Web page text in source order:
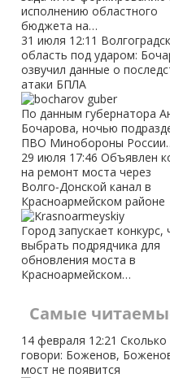
исполнению областного
бюджета на…
31 июля 12:11
область под ударом:
озвучил данные о
атаки БПЛА
По данным губернатора
Бочарова, ночью
ПВО Минобороны
29 июля 17:46 Объявлен
на ремонт моста через
Волго‑Донской канал в
Красноармейском районе
Город запускает конкурс,
выбрать подрядчика для
обновления моста в
Красноармейском…
Самые
14 февраля 12:21 Сколько
говори: Боженов,
мост не появится